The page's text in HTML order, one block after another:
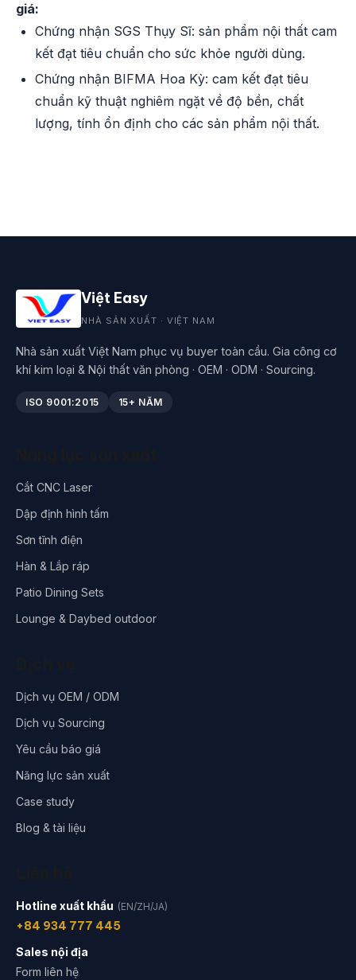
giá:
Chứng nhận SGS Thụy Sĩ: sản phẩm nội thất cam
kết đạt tiêu chuẩn cho sức khỏe người dùng.
Chứng nhận BIFMA Hoa Kỳ: cam kết đạt tiêu
chuẩn kỹ thuật nghiêm ngặt về độ bền, chất
lượng, tính ổn định cho các sản phẩm nội thất.
Việt Easy
NHÀ SẢN XUẤT · VIỆT NAM
Nhà sản xuất Việt Nam phục vụ buyer toàn cầu. Gia công cơ
khí kim loại & Nội thất văn phòng · OEM · ODM · Sourcing.
ISO 9001:2015 15+ NĂM
Cắt CNC Laser
Dập định hình tấm
Sơn tĩnh điện
Hàn & Lắp ráp
Patio Dining Sets
Lounge & Daybed outdoor
Dịch vụ OEM / ODM
Dịch vụ Sourcing
Yêu cầu báo giá
Năng lực sản xuất
Case study
Blog & tài liệu
Hotline xuất khẩu (EN/ZH/JA)
+84 934 777 445
Sales nội địa
Form liên hệ